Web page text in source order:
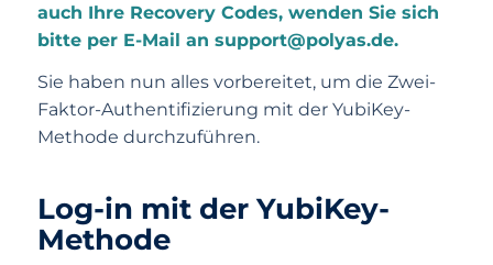
auch Ihre Recovery Codes, wenden Sie sich
bitte per E-Mail an support@polyas.de.
Sie haben nun alles vorbereitet, um die Zwei-
Faktor-Authentifizierung mit der YubiKey-
Methode durchzuführen.
Log-in mit der YubiKey-
Methode